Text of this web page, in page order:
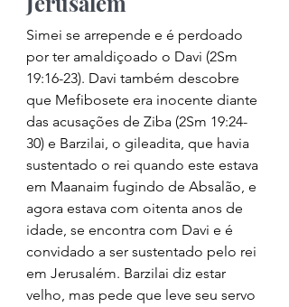
Simei se arrepende e é perdoado
por ter amaldiçoado o Davi (2Sm
19:16-23). Davi também descobre
que Mefibosete era inocente diante
das acusações de Ziba (2Sm 19:24-
30) e Barzilai, o gileadita, que havia
sustentado o rei quando este estava
em Maanaim fugindo de Absalão, e
agora estava com oitenta anos de
idade, se encontra com Davi e é
convidado a ser sustentado pelo rei
em Jerusalém. Barzilai diz estar
velho, mas pede que leve seu servo